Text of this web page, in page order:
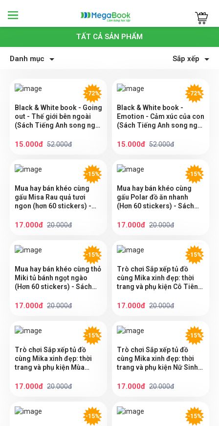
Megabook
TẤT CẢ SẢN PHẨM
Danh mục Sắp xếp
-72%
Black & White book - Going
out - Thế giới bên ngoài
(Sách Tiếng Anh song ngữ
15.000đ 52.000đ
-72%
Black & White book -
Emotion - Cảm xúc của con
(Sách Tiếng Anh song ngữ
15.000đ 52.000đ
-15%
Mua hay bán khéo cùng
gấu Misa Rau quả tươi
ngon (hơn 60 stickers) -
bé
17.000đ 20.000đ
-15%
Mua hay bán khéo cùng
gấu Polar đồ ăn nhanh
(Hơn 60 stickers) - Sách
17.000đ 20.000đ
-15%
Mua hay bán khéo cùng thỏ
Miki tủ bánh ngọt ngào
(Hơn 60 stickers) - Sách
17.000đ 20.000đ
-15%
Trò chơi Sắp xếp tủ đồ
cùng Mika xinh đẹp: thời
trang và phụ kiện Cô Tiên
sticker cho bé gái
17.000đ 20.000đ
-15%
Trò chơi Sắp xếp tủ đồ
cùng Mika xinh đẹp: thời
trang và phụ kiện Mùa
dán sticker cho bé gái
17.000đ 20.000đ
-15%
Trò chơi Sắp xếp tủ đồ
cùng Mika xinh đẹp: thời
trang và phụ kiện Nữ Sinh
sticker cho bé gái
17.000đ 20.000đ
-15% -15%